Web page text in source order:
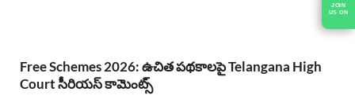
JOIN
US ON
Free Schemes 2026: ఉచిత పథకాలపై Telangana High
Court సీరియస్ కామెంట్స్